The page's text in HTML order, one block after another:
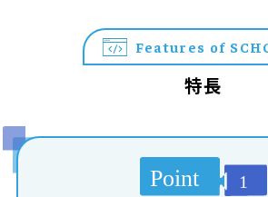
Features of
特長